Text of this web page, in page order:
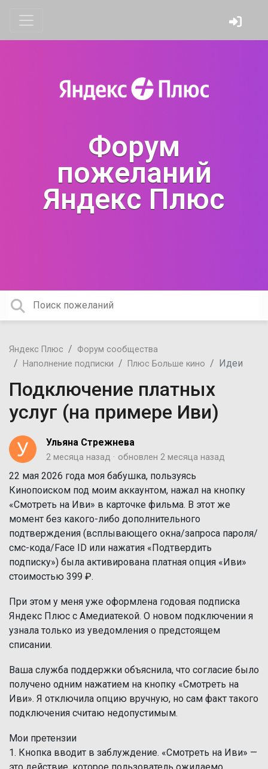
Форум
пожеланий
Яндекс Плюс
Яндекс Плюс
Форум сообщества
Наполнение подписки
Плюс Больше кино Идеи
Подключение платных
услуг (на примере Иви)
Ульяна Стрежнева
2 месяца назад обновлен 2 месяца назад
22 мая 2026 года моя бабушка, пользуясь
Кинопоиском под моим аккаунтом, нажал на кнопку
«Смотреть на Иви» в карточке фильма. В этот же
момент без какого-либо дополнительного
подтверждения (всплывающего окна/запроса пароля/
смс-кода/Face ID или нажатия «Подтвердить
подписку») была активирована платная опция «Иви»
стоимостью 399 ₽.
При этом у меня уже оформлена годовая подписка
Яндекс Плюс с Амедиатекой. О новом подключении я
узнала только из уведомления о предстоящем
списании.
Ваша служба поддержки объяснила, что согласие было
получено одним нажатием на кнопку «Смотреть на
Иви». Я отключила опцию вручную, но сам факт такого
подключения считаю недопустимым.
Мои претензии
1. Кнопка вводит в заблуждение. «Смотреть на Иви» —